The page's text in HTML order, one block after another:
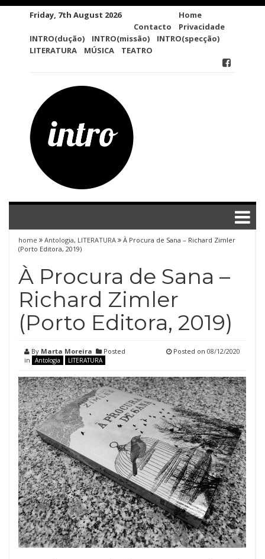
Friday, 7th August 2026
Contacto
Home
Privacidade
INTRO(dução)
INTRO(missão)
INTRO(specção)
LITERATURA
MÚSICA TEATRO
home Antologia, LITERATURA
À Procura de Sana – Richard Zimler
(Porto Editora, 2019)
À Procura de Sana –
Richard Zimler
(Porto Editora, 2019)
By Marta Moreira
Posted
in
Antologia LITERATURA
Posted on 08/12/2020